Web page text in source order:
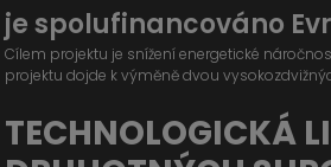
je spolufinancováno
Cílem projektu je snížení energetické
projektu dojde k výměně dvou
TECHNOLOGICKÁ